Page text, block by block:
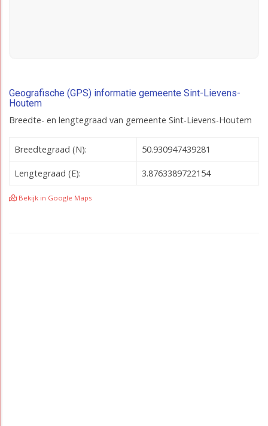
Geografische (GPS) informatie gemeente Sint-Lievens-
Houtem
Breedte- en lengtegraad van gemeente Sint-Lievens-Houtem
Breedtegraad (N): 50.930947439281
Lengtegraad (E): 3.8763389722154
Bekijk in Google Maps